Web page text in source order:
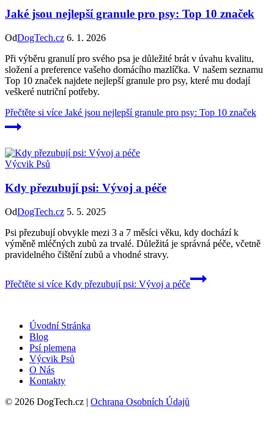
Jaké jsou nejlepší granule pro psy: Top 10 značek
OdDogTech.cz 6. 1. 2026
Při výběru granulí pro svého psa je důležité brát v úvahu kvalitu,
složení a preference vašeho domácího mazlíčka. V našem seznamu
Top 10 značek najdete nejlepší granule pro psy, které mu dodají
veškeré nutriční potřeby.
Přečtěte si více Jaké jsou nejlepší granule pro psy: Top 10 značek
Výcvik Psů
Kdy přezubují psi: Vývoj a péče
OdDogTech.cz 5. 5. 2025
Psi přezubují obvykle mezi 3 a 7 měsíci věku, kdy dochází k
výměně mléčných zubů za trvalé. Důležitá je správná péče, včetně
pravidelného čištění zubů a vhodné stravy.
Přečtěte si více Kdy přezubují psi: Vývoj a péče
Úvodní Stránka
Blog
Psí plemena
Výcvik Psů
O Nás
Kontakty
© 2026 DogTech.cz | Ochrana Osobních Údajů